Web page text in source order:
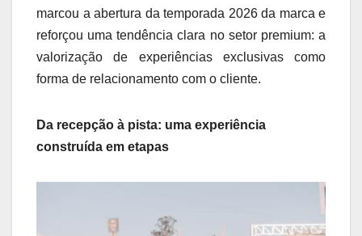
marcou a abertura da temporada 2026 da marca e
reforçou uma tendência clara no setor premium: a
valorização de experiências exclusivas como
forma de relacionamento com o cliente.
Da recepção à pista: uma experiência
construída em etapas